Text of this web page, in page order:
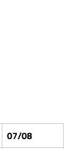
07/08